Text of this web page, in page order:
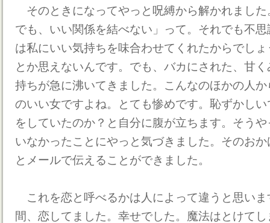
そのときになってやっと呪縛から解かれまし
でも、いい関係を結べない」って。それでも不
は私にいい気持ちを味合わせてくれたからでし
とか思えないんです。でも、バカにされた、甘
持ちが急に沸いてきました。こんなのほかの人
のいい女ですよね。とても惨めです。恥ずかし
をしていたのか？と自分に腹が立ちます。そう
いなかったことにやっと気づきました。そのお
とメールで伝えることができました。
これを恋と呼べるかは人によって違うと思いま
間、恋してました。幸せでした。魔法はとけて